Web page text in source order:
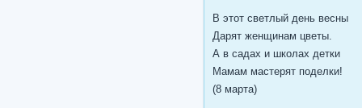
В этот светлый день весны
Дарят женщинам цветы.
А в садах и школах детки
Мамам мастерят поделки!
(8 марта)